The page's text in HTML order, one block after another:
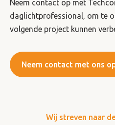
Neem contact op met
daglichtprofessional, om te
volgende project kunnen
Neem contact met ons
Wij streven naar